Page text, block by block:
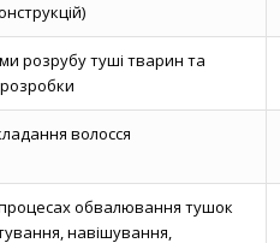
розрубу туші тварин та
волосся
обвалювання тушок
навішування,